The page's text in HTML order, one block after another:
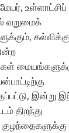
உள்ளாட்சிப்
வறுமைக்
இன்று
திறந்து